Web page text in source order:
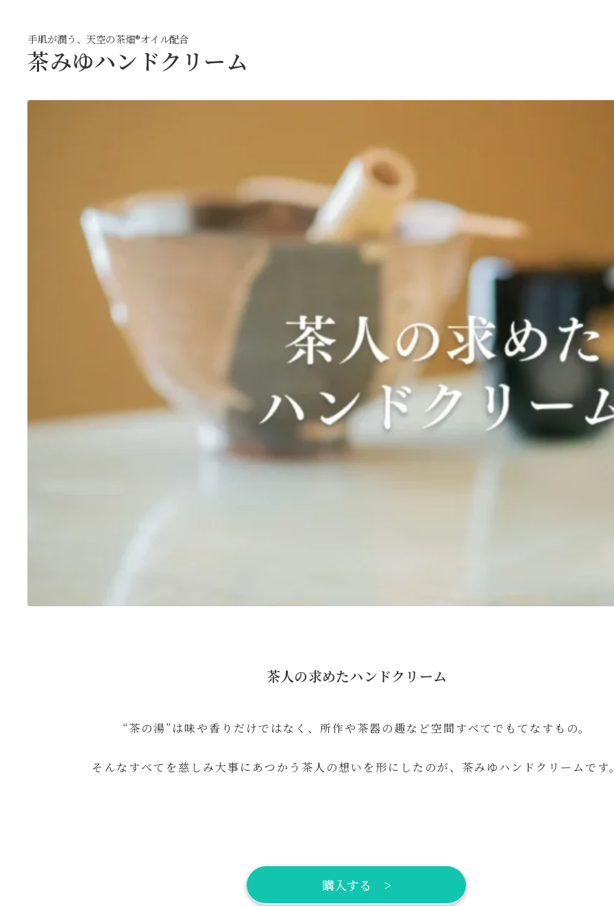
手肌が潤う、天空の茶畑︎®オイル配合
茶みゆハンドクリーム
茶人の求めたハンドクリーム
“茶の湯”は味や香りだけではなく、所作や茶器の趣など空間すべてでもてなすもの。
そんなすべてを慈しみ大事にあつかう茶人の想いを形にしたのが、茶みゆハンドクリームです。
購入する >